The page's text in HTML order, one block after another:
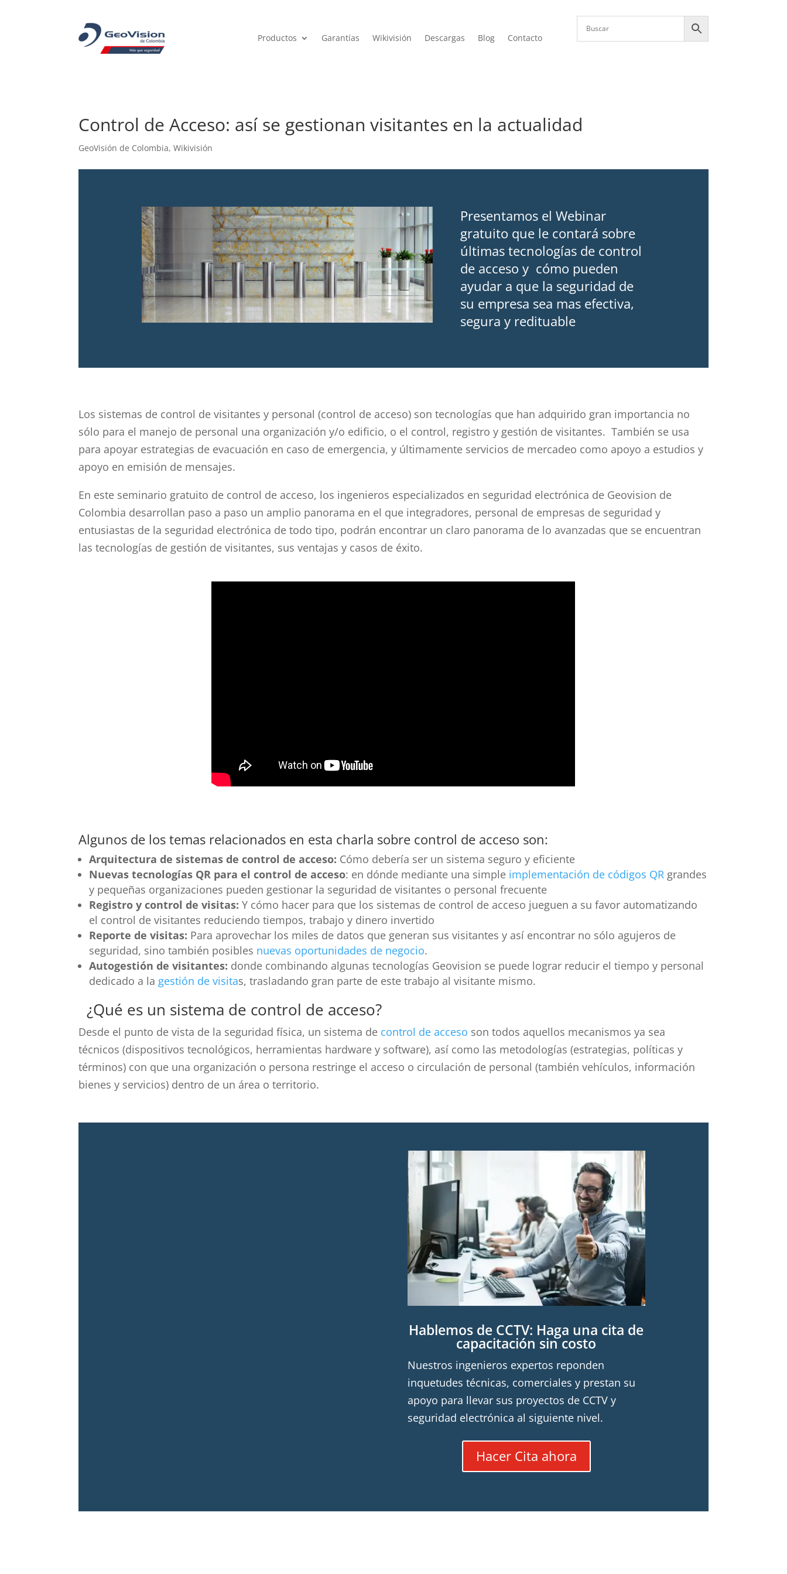
Productos Garantías Wikivisión Descargas Blog Contacto
Control de Acceso: así se gestionan visitantes en la actualidad
GeoVisión de Colombia,Wikivisión
Presentamos el Webinar
gratuito que le contará sobre
últimas tecnologías de control
de acceso y cómo pueden
ayudar a que la seguridad de
su empresa sea mas efectiva,
segura y redituable
Los sistemas de control de visitantes y personal (control de acceso) son tecnologías que han adquirido gran importancia no
sólo para el manejo de personal una organización y/o edificio, o el control, registro y gestión de visitantes. También se usa
para apoyar estrategias de evacuación en caso de emergencia, y últimamente servicios de mercadeo como apoyo a estudios y
apoyo en emisión de mensajes.
En este seminario gratuito de control de acceso, los ingenieros especializados en seguridad electrónica de Geovision de
Colombia desarrollan paso a paso un amplio panorama en el que integradores, personal de empresas de seguridad y
entusiastas de la seguridad electrónica de todo tipo, podrán encontrar un claro panorama de lo avanzadas que se encuentran
las tecnologías de gestión de visitantes, sus ventajas y casos de éxito.
Algunos de los temas relacionados en esta charla sobre control de acceso son:
Arquitectura de sistemas de control de acceso: Cómo debería ser un sistema seguro y eficiente
Nuevas tecnologías QR para el control de acceso: en dónde mediante una simple implementación de códigos QR grandes
y pequeñas organizaciones pueden gestionar la seguridad de visitantes o personal frecuente
Registro y control de visitas: Y cómo hacer para que los sistemas de control de acceso jueguen a su favor automatizando
el control de visitantes reduciendo tiempos, trabajo y dinero invertido
Reporte de visitas: Para aprovechar los miles de datos que generan sus visitantes y así encontrar no sólo agujeros de
seguridad, sino también posibles nuevas oportunidades de negocio.
Autogestión de visitantes: donde combinando algunas tecnologías Geovision se puede lograr reducir el tiempo y personal
dedicado a la gestión de visitas, trasladando gran parte de este trabajo al visitante mismo.
¿Qué es un sistema de control de acceso?
Desde el punto de vista de la seguridad física, un sistema de control de acceso son todos aquellos mecanismos ya sea
técnicos (dispositivos tecnológicos, herramientas hardware y software), así como las metodologías (estrategias, políticas y
términos) con que una organización o persona restringe el acceso o circulación de personal (también vehículos, información
bienes y servicios) dentro de un área o territorio.
Hablemos de CCTV: Haga una cita de
capacitación sin costo
Nuestros ingenieros expertos reponden
inquetudes técnicas, comerciales y prestan su
apoyo para llevar sus proyectos de CCTV y
seguridad electrónica al siguiente nivel.
Hacer Cita ahora